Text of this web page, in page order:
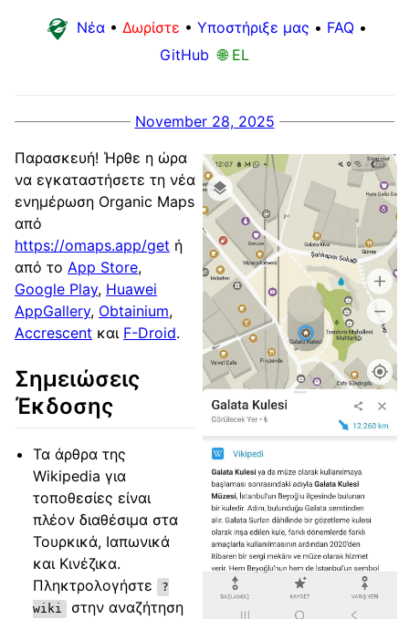
Νέα • Δωρίστε • Υποστήριξε μας • FAQ •
GitHub 🌐 EL
November 28, 2025
Παρασκευή! Ήρθε η ώρα
να εγκαταστήσετε τη νέα
ενημέρωση Organic Maps
από
https://omaps.app/get ή
από το App Store,
Google Play, Huawei
AppGallery, Obtainium,
Accrescent και F-Droid.
Σημειώσεις
Έκδοσης
Τα άρθρα της
Wikipedia για
τοποθεσίες είναι
πλέον διαθέσιμα στα
Τουρκικά, Ιαπωνικά
και Κινέζικα.
Πληκτρολογήστε
?
wiki
στην αναζήτηση